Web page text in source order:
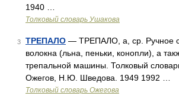
1940 …
Толковый словарь Ушакова
3 ТРЕПАЛО — ТРЕПАЛО, а, ср. Ручное
волокна (льна, пеньки, конопли), а
трепальной машины. Толковый
Ожегов, Н.Ю. Шведова. 1949 1992 …
Толковый словарь Ожегова